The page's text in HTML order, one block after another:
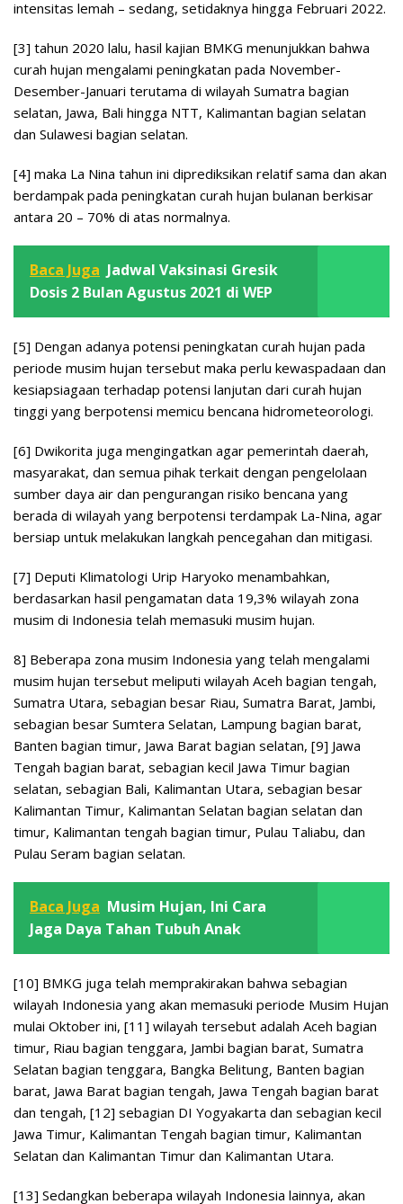
intensitas lemah – sedang, setidaknya hingga Februari 2022.
[3] tahun 2020 lalu, hasil kajian BMKG menunjukkan bahwa
curah hujan mengalami peningkatan pada November-
Desember-Januari terutama di wilayah Sumatra bagian
selatan, Jawa, Bali hingga NTT, Kalimantan bagian selatan
dan Sulawesi bagian selatan.
[4] maka La Nina tahun ini diprediksikan relatif sama dan akan
berdampak pada peningkatan curah hujan bulanan berkisar
antara 20 – 70% di atas normalnya.
Baca Juga Jadwal Vaksinasi Gresik
Dosis 2 Bulan Agustus 2021 di WEP
[5] Dengan adanya potensi peningkatan curah hujan pada
periode musim hujan tersebut maka perlu kewaspadaan dan
kesiapsiagaan terhadap potensi lanjutan dari curah hujan
tinggi yang berpotensi memicu bencana hidrometeorologi.
[6] Dwikorita juga mengingatkan agar pemerintah daerah,
masyarakat, dan semua pihak terkait dengan pengelolaan
sumber daya air dan pengurangan risiko bencana yang
berada di wilayah yang berpotensi terdampak La-Nina, agar
bersiap untuk melakukan langkah pencegahan dan mitigasi.
[7] Deputi Klimatologi Urip Haryoko menambahkan,
berdasarkan hasil pengamatan data 19,3% wilayah zona
musim di Indonesia telah memasuki musim hujan.
8] Beberapa zona musim Indonesia yang telah mengalami
musim hujan tersebut meliputi wilayah Aceh bagian tengah,
Sumatra Utara, sebagian besar Riau, Sumatra Barat, Jambi,
sebagian besar Sumtera Selatan, Lampung bagian barat,
Banten bagian timur, Jawa Barat bagian selatan, [9] Jawa
Tengah bagian barat, sebagian kecil Jawa Timur bagian
selatan, sebagian Bali, Kalimantan Utara, sebagian besar
Kalimantan Timur, Kalimantan Selatan bagian selatan dan
timur, Kalimantan tengah bagian timur, Pulau Taliabu, dan
Pulau Seram bagian selatan.
Baca Juga Musim Hujan, Ini Cara
Jaga Daya Tahan Tubuh Anak
[10] BMKG juga telah memprakirakan bahwa sebagian
wilayah Indonesia yang akan memasuki periode Musim Hujan
mulai Oktober ini, [11] wilayah tersebut adalah Aceh bagian
timur, Riau bagian tenggara, Jambi bagian barat, Sumatra
Selatan bagian tenggara, Bangka Belitung, Banten bagian
barat, Jawa Barat bagian tengah, Jawa Tengah bagian barat
dan tengah, [12] sebagian DI Yogyakarta dan sebagian kecil
Jawa Timur, Kalimantan Tengah bagian timur, Kalimantan
Selatan dan Kalimantan Timur dan Kalimantan Utara.
[13] Sedangkan beberapa wilayah Indonesia lainnya, akan